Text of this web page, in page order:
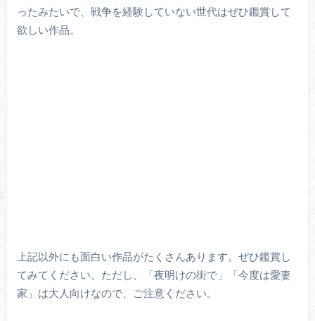
ったみたいで、戦争を経験していない世代はぜひ鑑賞して
欲しい作品。
上記以外にも面白い作品がたくさんあります。ぜひ鑑賞し
てみてください。ただし、「夜明けの街で」「今度は愛妻
家」は大人向けなので、ご注意ください。